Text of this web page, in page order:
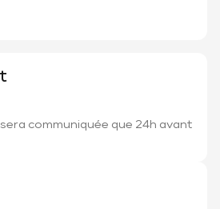
sera communiquée que 24h avant